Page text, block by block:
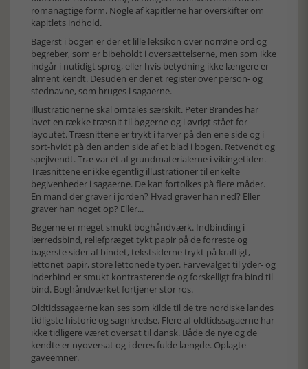
romanagtige form. Nogle af kapitlerne har overskifter om
kapitlets indhold.
Bagerst i bogen er der et lille leksikon over norrøne ord og
begreber, som er bibeholdt i oversættelserne, men som ikke
indgår i nutidigt sprog, eller hvis betydning ikke længere er
alment kendt. Desuden er der et register over person- og
stednavne, som bruges i sagaerne.
Illustrationerne skal omtales særskilt. Peter Brandes har
lavet en række træsnit til bøgerne og i øvrigt stået for
layoutet. Træsnittene er trykt i farver på den ene side og i
sort-hvidt på den anden side af et blad i bogen. Retvendt og
spejlvendt. Træ var ét af grundmaterialerne i vikingetiden.
Træsnittene er ikke egentlig illustrationer til enkelte
begivenheder i sagaerne. De kan fortolkes på flere måder.
En mand der graver i jorden? Hvad graver han ned? Eller
graver han noget op? Eller...
Bøgerne er meget smukt boghåndværk. Indbinding i
lærredsbind, reliefpræget tykt papir på de forreste og
bagerste sider af bindet, tekstsiderne trykt på kraftigt,
lettonet papir, store lettonede typer. Farvevalget til yder- og
inderbind er smukt kontrasterende og forskelligt fra bind til
bind. Boghåndværket fortjener stor ros.
Oldtidssagaerne kan ses som kilde til de tre nordiske landes
tidligste historie og sagnkredse. Flere af oldtidssagaerne har
ikke tidligere været oversat til dansk. Både de nye og de
kendte er nyoversat og i deres fulde længde. Oplagte
gaveemner.